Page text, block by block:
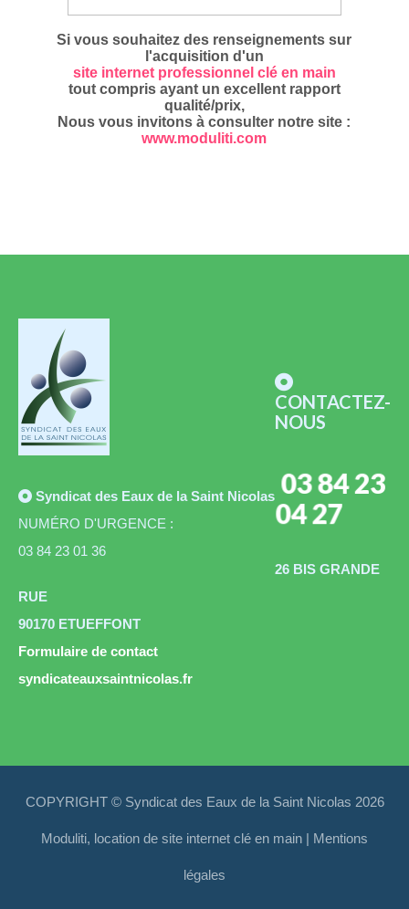
Si vous souhaitez des renseignements sur
l'acquisition d'un
site internet professionnel clé en main
tout compris ayant un excellent rapport
qualité/prix,
Nous vous invitons à consulter notre site :
www.moduliti.com
Syndicat des Eaux de la Saint Nicolas
NUMÉRO D'URGENCE :
03 84 23 01 36
CONTACTEZ-
NOUS
03 84 23
04 27
26 BIS GRANDE
RUE
90170 ETUEFFONT
Formulaire de contact
syndicateauxsaintnicolas.fr
COPYRIGHT © Syndicat des Eaux de la Saint Nicolas 2026
Moduliti, location de site internet clé en main | Mentions
légales